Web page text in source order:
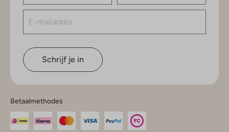
Schrijf je in
Betaalmethodes